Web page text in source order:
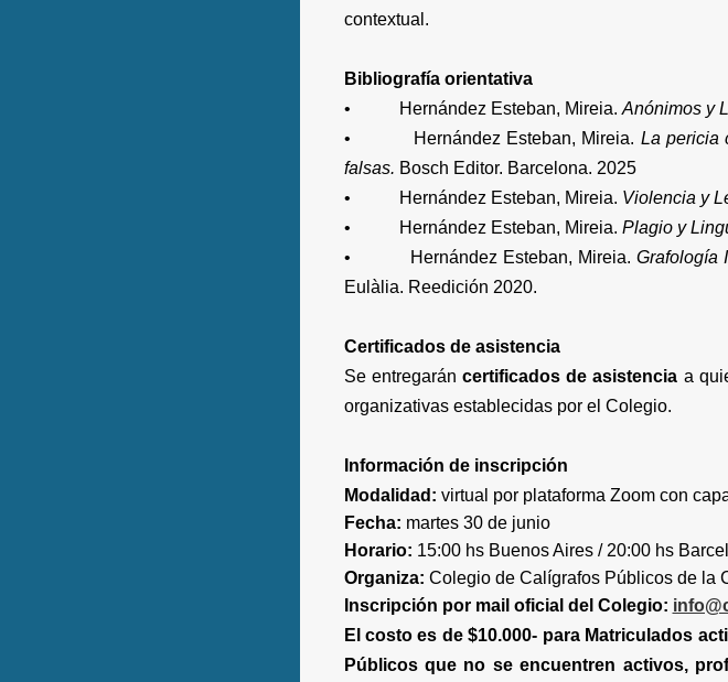
contextual.
Bibliografía orientativa
• Hernández Esteban, Mireia. Anónimos y
• Hernández Esteban, Mireia. La pericia
falsas. Bosch Editor. Barcelona. 2025
• Hernández Esteban, Mireia. Violencia y
• Hernández Esteban, Mireia. Plagio y
• Hernández Esteban, Mireia. Grafología
Eulàlia. Reedición 2020.
Certificados de asistencia
Se entregarán certificados de asistencia a
organizativas establecidas por el Colegio.
Información de inscripción
Modalidad: virtual por plataforma Zoom con
Fecha: martes 30 de junio
Horario: 15:00 hs Buenos Aires / 20:00 hs
Organiza: Colegio de Calígrafos Públicos de la
Inscripción por mail oficial del Colegio:
El costo es de $10.000- para Matriculados
Públicos que no se encuentren activos,